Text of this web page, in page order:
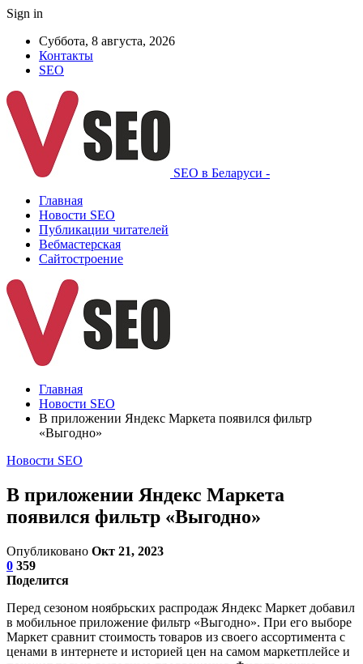
Sign in
Суббота, 8 августа, 2026
Контакты
SEO
SEO в Беларуси -
Главная
Новости SEO
Публикации читателей
Вебмастерская
Сайтостроение
Главная
Новости SEO
В приложении Яндекс Маркета появился фильтр
«Выгодно»
Новости SEO
В приложении Яндекс Маркета
появился фильтр «Выгодно»
Опубликовано Окт 21, 2023
0 359
Поделится
Перед сезоном ноябрьских распродаж Яндекс Маркет добавил
в мобильное приложение фильтр «Выгодно». При его выборе
Маркет сравнит стоимость товаров из своего ассортимента с
ценами в интернете и историей цен на самом маркетплейсе и